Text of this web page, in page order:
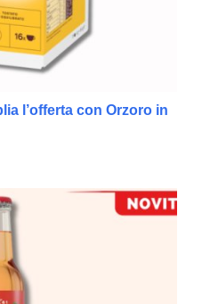
l’offerta con Orzoro in